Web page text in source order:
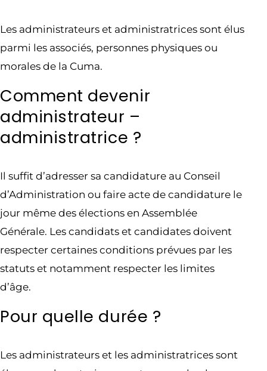
Les administrateurs et administratrices sont élus
parmi les associés, personnes physiques ou
morales de la Cuma.
Comment devenir
administrateur –
administratrice ?
Il suffit d’adresser sa candidature au Conseil
d’Administration ou faire acte de candidature le
jour même des élections en Assemblée
Générale. Les candidats et candidates doivent
respecter certaines conditions prévues par les
statuts et notamment respecter les limites
d’âge.
Pour quelle durée ?
Les administrateurs et les administratrices sont